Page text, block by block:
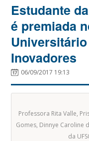
Estudante
é premiada
Inovadores
06/09/2017 19:13
Professora Rita Valle,
Gomes, Dinnye Caroline
da